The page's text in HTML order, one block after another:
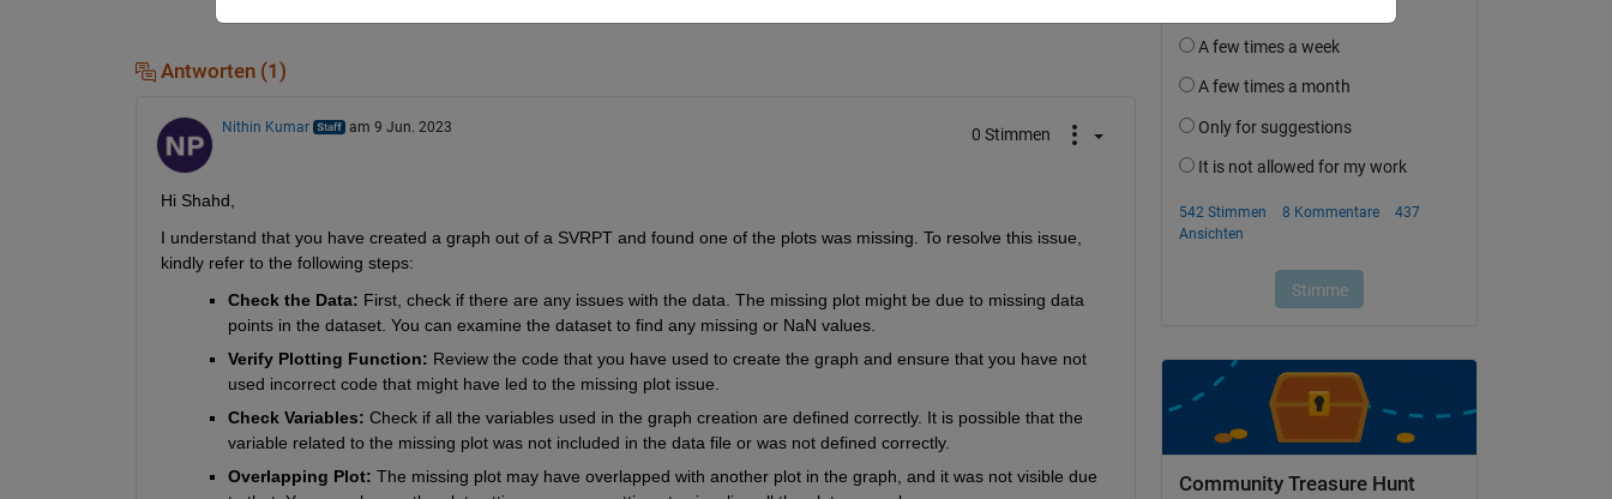
Antworten (1)
Nithin Kumar am 9 Jun. 2023 0 Stimmen
Hi Shahd,
I understand that you have created a graph out of a SVRPT and found one of the plots was missing. To resolve this issue,
kindly refer to the following steps:
Check the Data: First, check if there are any issues with the data. The missing plot might be due to missing data
points in the dataset. You can examine the dataset to find any missing or NaN values.
Verify Plotting Function: Review the code that you have used to create the graph and ensure that you have not
used incorrect code that might have led to the missing plot issue.
Check Variables: Check if all the variables used in the graph creation are defined correctly. It is possible that the
variable related to the missing plot was not included in the data file or was not defined correctly.
Overlapping Plot: The missing plot may have overlapped with another plot in the graph, and it was not visible due
Community Treasure Hunt